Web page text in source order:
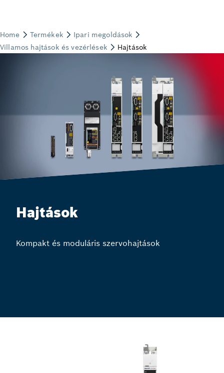
Hajtások
Kompakt és moduláris szervohajtások